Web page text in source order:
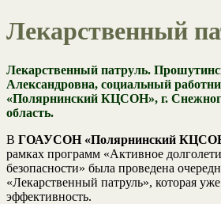
Лекарственный
Лекарственный патруль.
Александровна, социальный
«Полярнинский КЦСОН», г.
область.
В ГОАУСОН «Полярнинский
рамках программ «Активное
безопасности» была проведена
«Лекарственный патруль», которая
эффективность.